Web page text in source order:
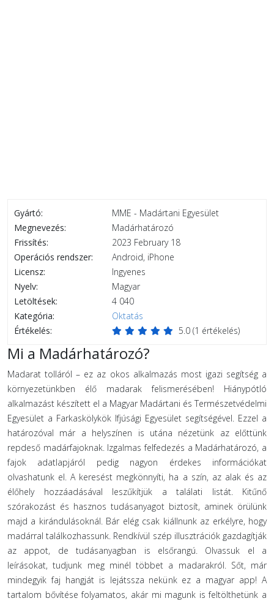
Gyártó:
MME - Madártani Egyesület
Megnevezés:
Madárhatározó
Frissítés:
2023 February 18
Operációs rendszer:
Android, iPhone
Licensz:
Ingyenes
Nyelv:
Magyar
Letöltések:
4 040
Kategória:
Oktatás
Értékelés:
5.0 (1 értékelés)
Mi a Madárhatározó?
Madarat tolláról – ez az okos alkalmazás most igazi segítség a
környezetünkben élő madarak felismerésében! Hiánypótló
alkalmazást készített el a Magyar Madártani és Természetvédelmi
Egyesület a Farkaskölykök Ifjúsági Egyesület segítségével. Ezzel a
határozóval már a helyszínen is utána nézetünk az előttünk
repdeső madárfajoknak. Izgalmas felfedezés a Madárhatározó, a
fajok adatlapjáról pedig nagyon érdekes információkat
olvashatunk el. A keresést megkönnyíti, ha a szín, az alak és az
élőhely hozzáadásával leszűkítjük a találati listát. Kitűnő
szórakozást és hasznos tudásanyagot biztosít, aminek örülünk
majd a kirándulásoknál. Bár elég csak kiállnunk az erkélyre, hogy
madárral találkozhassunk. Rendkívül szép illusztrációk gazdagítják
az appot, de tudásanyagban is elsőrangú. Olvassuk el a
leírásokat, tudjunk meg minél többet a madarakról. Sőt, már
mindegyik faj hangját is lejátssza nekünk ez a magyar app! A
tartalom bővítése folyamatos, akár mi magunk is feltölthetünk a